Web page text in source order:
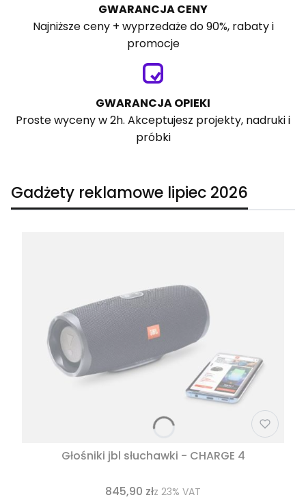
GWARANCJA CENY
Najniższe ceny + wyprzedaże do 90%, rabaty i
promocje
GWARANCJA OPIEKI
Proste wyceny w 2h. Akceptujesz projekty, nadruki i
próbki
Gadżety reklamowe lipiec 2026
Głośniki jbl słuchawki - CHARGE 4
845,90 złz 23% VAT